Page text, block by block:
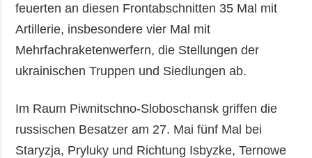
feuerten an diesen Frontabschnitten 35 Mal mit
Artillerie, insbesondere vier Mal mit
Mehrfachraketenwerfern, die Stellungen der
ukrainischen Truppen und Siedlungen ab.
Im Raum Piwnitschno-Sloboschansk griffen die
russischen Besatzer am 27. Mai fünf Mal bei
Staryzja, Pryluky und Richtung Isbyzke, Ternowe